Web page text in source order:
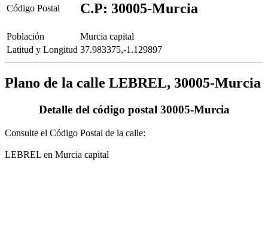
Código Postal C.P: 30005-Murcia
Población
Murcia capital
Latitud y Longitud 37.983375,-1.129897
Plano de la calle LEBREL, 30005-Murcia
Detalle del código postal 30005-Murcia
Consulte el Código Postal de la calle:
LEBREL en Murcia capital